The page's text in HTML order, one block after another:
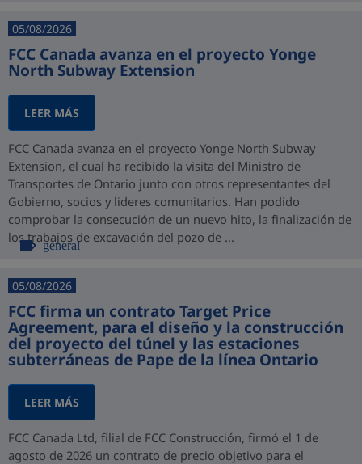
05/08/2026
FCC Canada avanza en el proyecto Yonge
North Subway Extension
LEER MÁS
FCC Canada avanza en el proyecto Yonge North Subway
Extension, el cual ha recibido la visita del Ministro de
Transportes de Ontario junto con otros representantes del
Gobierno, socios y lideres comunitarios. Han podido
comprobar la consecución de un nuevo hito, la finalización de
los trabajos de excavación del pozo de ...
general
05/08/2026
FCC firma un contrato Target Price
Agreement, para el diseño y la construcción
del proyecto del túnel y las estaciones
subterráneas de Pape de la línea Ontario
LEER MÁS
FCC Canada Ltd, filial de FCC Construcción, firmó el 1 de
agosto de 2026 un contrato de precio objetivo para el